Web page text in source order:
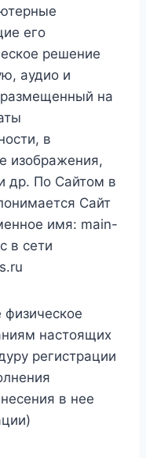
его
решение
аудио и
на
в
изображения,
др. По Сайтом в
Сайт
имя: main-
в сети
физическое
настоящих
регистрации
в нее